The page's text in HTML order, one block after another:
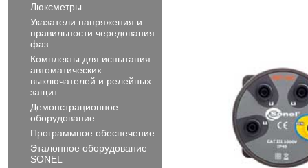
Люксметры
Указатели напряжения и
правильности чередования
фаз
Комплекты для испытания
автоматических
выключателей и релейных
защит
Демонстрационное
оборудование
Программное обеспечение
Эталонное оборудование
SONEL